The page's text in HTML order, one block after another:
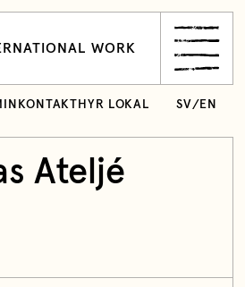
WORK
KONTAKT HYR LOKAL SV/ EN
Ateljé